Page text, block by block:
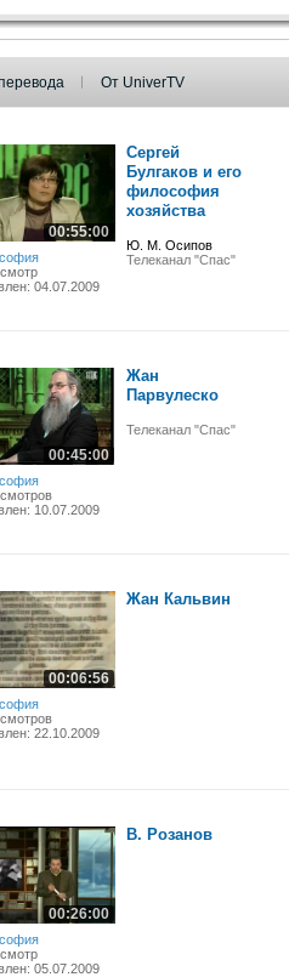
От UniverTV
00:55:00
04.07.2009
Сергей
Булгаков и его
философия
хозяйства
Ю. М. Осипов
Телеканал "Спас"
00:45:00
10.07.2009
Жан
Парвулеско
Телеканал "Спас"
00:06:56
22.10.2009
Жан Кальвин
00:26:00
05.07.2009
В. Розанов